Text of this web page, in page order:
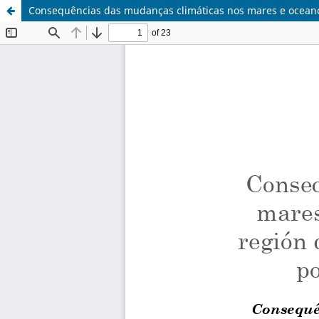
Consequências das mudanças climáticas nos mares e